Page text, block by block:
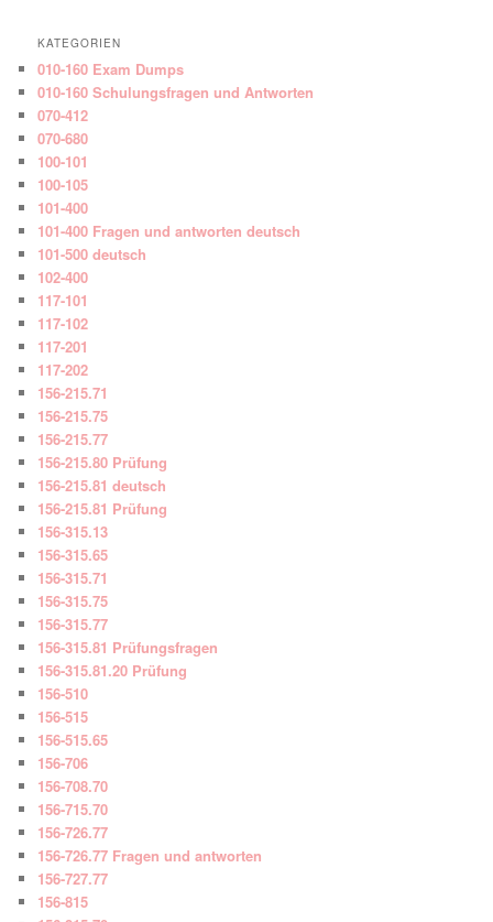
KATEGORIEN
010-160 Exam Dumps
010-160 Schulungsfragen und Antworten
070-412
070-680
100-101
100-105
101-400
101-400 Fragen und antworten deutsch
101-500 deutsch
102-400
117-101
117-102
117-201
117-202
156-215.71
156-215.75
156-215.77
156-215.80 Prüfung
156-215.81 deutsch
156-215.81 Prüfung
156-315.13
156-315.65
156-315.71
156-315.75
156-315.77
156-315.81 Prüfungsfragen
156-315.81.20 Prüfung
156-510
156-515
156-515.65
156-706
156-708.70
156-715.70
156-726.77
156-726.77 Fragen und antworten
156-727.77
156-815